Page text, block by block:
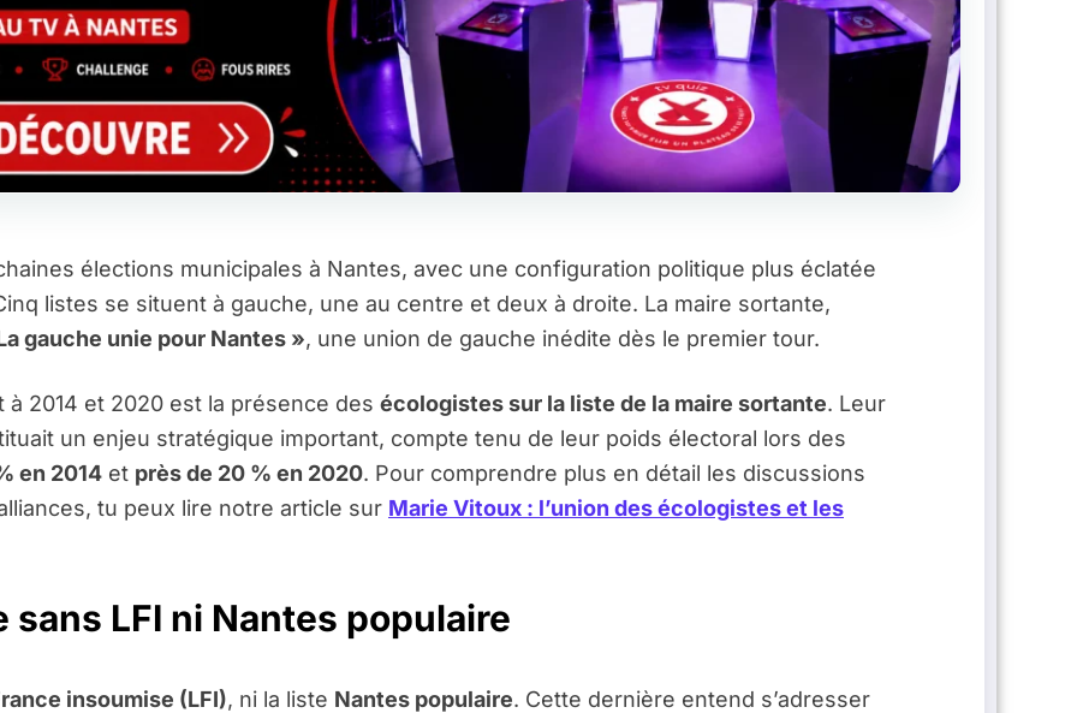
élections municipales à Nantes, avec une configuration politique plus éclatée
listes se situent à gauche, une au centre et deux à droite. La maire sortante,
gauche unie pour Nantes », une union de gauche inédite dès le premier tour.
2014 et 2020 est la présence des écologistes sur la liste de la maire sortante. Leur
un enjeu stratégique important, compte tenu de leur poids électoral lors des
en 2014 et près de 20 % en 2020. Pour comprendre plus en détail les discussions
tu peux lire notre article sur Marie Vitoux : l’union des écologistes et les
sans LFI ni Nantes populaire
insoumise (LFI), ni la liste Nantes populaire. Cette dernière entend s’adresser